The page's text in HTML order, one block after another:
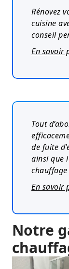
Rénovez
cuisine
conseil
En savoir
Tout
de fuite
ainsi que
En savoir
Notre